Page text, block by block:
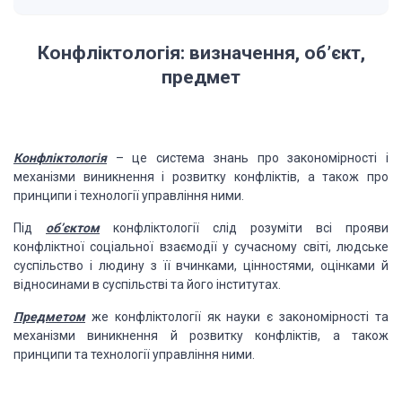
Конфліктологія: визначення, об’єкт,
предмет
Конфліктологія– це система знань про закономірності і
механізми виникнення і розвитку конфліктів, а також про
принципи і технології управління ними.
Під об’єктомконфліктології слід розуміти всі прояви
конфліктної соціальної взаємодії у сучасному світі, людське
суспільство і людину з її вчинками, цінностями, оцінками й
відносинами в суспільстві та його інститутах.
Предметомже конфліктології як науки є закономірності та
механізми виникнення й розвитку конфліктів, а також
принципи та технологіїуправління ними.